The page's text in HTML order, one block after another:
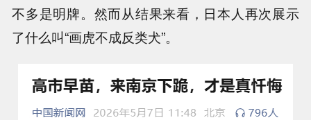
不多是明牌。然而从结果来看，日本人再次展示
了什么叫“画虎不成反类犬”。